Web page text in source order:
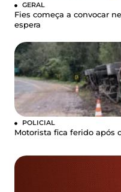
GERAL
Fies começa a convocar
espera
POLICIAL
Motorista fica ferido após